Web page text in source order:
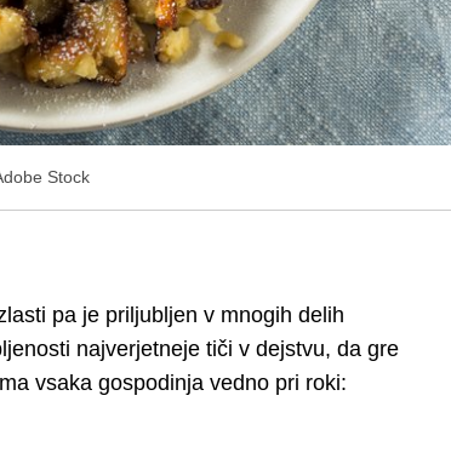
Stock
pa je priljubljen v mnogih delih
najverjetneje tiči v dejstvu, da gre
vsaka gospodinja vedno pri roki: